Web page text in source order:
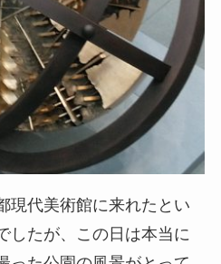
現代美術館に来れたとい
したが、この日は本当に